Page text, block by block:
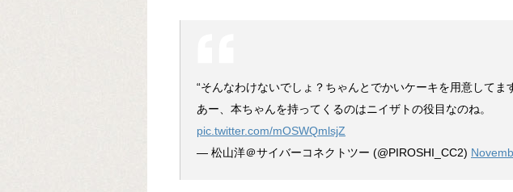
“そんなわけないでしょ？ちゃんとでかいケーキを用意してま
あー、本ちゃんを持ってくるのはニイザトの役目なのね。
pic.twitter.com/mOSWQmlsjZ
— 松山洋＠サイバーコネクトツー (@PIROSHI_CC2)